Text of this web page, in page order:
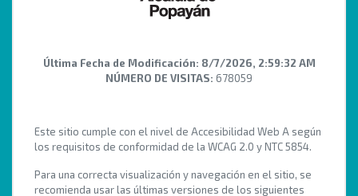
Última Fecha de Modificación: 8/7/2026, 2:59:32 AM
NÚMERO DE VISITAS: 678059
Este sitio cumple con el nivel de Accesibilidad Web A según
los requisitos de conformidad de la WCAG 2.0 y NTC 5854.
Para una correcta visualización y navegación en el sitio, se
recomienda usar las últimas versiones de los siguientes